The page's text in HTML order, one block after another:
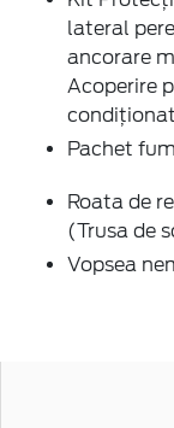
lateral
ancorare
Acoperire
Pachet
Roata de
(Trusa de
Vopsea